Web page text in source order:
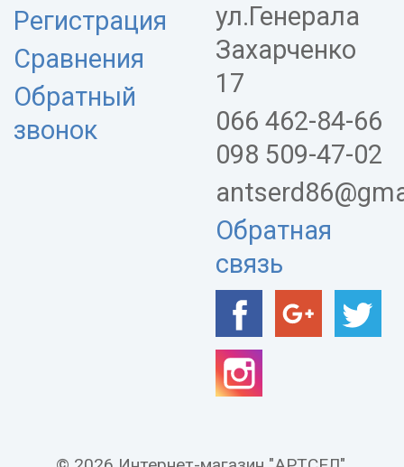
Регистрация
Сравнения
Обратный
звонок
ул.Генерала
Захарченко
17
066 462-84-66
098 509-47-02
Обратная
связь